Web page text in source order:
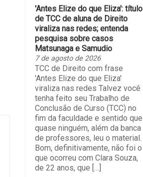
'Antes Elize do que Eliza': título
de TCC de aluna de Direito
viraliza nas redes; entenda
pesquisa sobre casos
Matsunaga e Samudio
7 de agosto de 2026
TCC de Direito com frase
'Antes Elize do que Eliza'
viraliza nas redes Talvez você
tenha feito seu Trabalho de
Conclusão de Curso (TCC) no
fim da faculdade e sentido que
quase ninguém, além da banca
de professores, leu o material.
Bom, definitivamente, não foi o
que ocorreu com Clara Souza,
de 22 anos, que […]